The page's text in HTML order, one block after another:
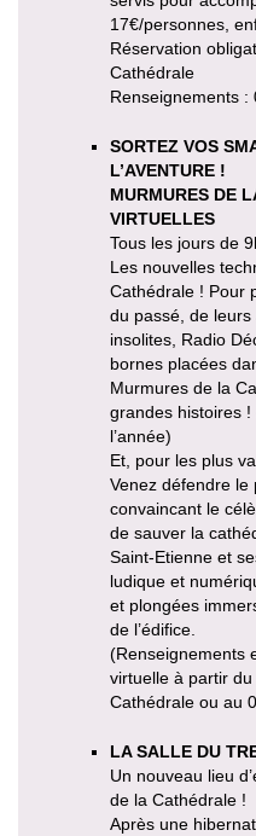
17€/personnes,
Réservation
Cathédrale
Renseignements :
SORTEZ VOS
L’AVENTURE !
MURMURES DE
VIRTUELLES
Tous les jours de
Les nouvelles
Cathédrale ! Pour
du passé, de
insolites, Radio
bornes placées
Murmures de la
grandes histoires
l’année)
Et, pour les plus
Venez défendre le
convaincant le
de sauver la
Saint-Etienne et
ludique et
et plongées
de l’édifice.
(Renseignements
virtuelle à partir
Cathédrale ou au
LA SALLE DU
Un nouveau lieu
de la Cathédrale !
Après une